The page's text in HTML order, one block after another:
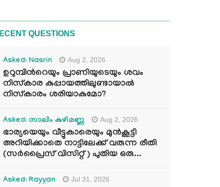
QUESTIONS
Asked: Nasrin Aug 2, 2026
ഉറുമ്പിന്‍റെയും പ്രാണിയുടെയും ശവം
നിസ്കാര കുപ്പായത്തിലുണ്ടായാൽ
നിസ്കാരം ശരിയാകുമോ?
Asked: സാലിം കുഴിമണ്ണ Aug 2, 2026
ഭാര്യയെയും വീട്ടുകാരെയും മുൻകൂട്ടി
അറിയിക്കാതെ നാട്ടിലേക്ക് വരുന്ന രീതി
(സർപ്രൈസ് വിസിറ്റ് ) പുതിയ ഒരു...
Asked: Rayyan Jul 31, 2026